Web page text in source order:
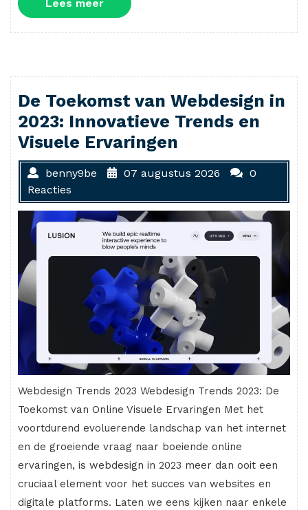
Lees meer
meer
De Toekomst van Webdesign in
2023: Innovatieve Trends en
Visuele Ervaringen
benny9be 07 augustus 2026
0
Reacties
Webdesign Trends 2023 Webdesign Trends 2023: De
Toekomst van Online Visuele Ervaringen Met het
voortdurend evoluerende landschap van het internet
en de groeiende vraag naar boeiende online
ervaringen, is webdesign in 2023 meer dan ooit een
cruciaal element voor het succes van websites en
digitale platforms. Laten we eens kijken naar enkele